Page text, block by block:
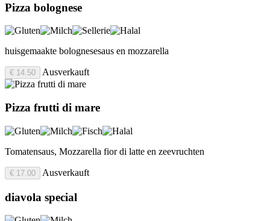
Pizza bolognese
huisgemaakte bolognesesaus en mozzarella
€ 14.50 Ausverkauft
Pizza frutti di mare
Tomatensaus, Mozzarella fior di latte en zeevruchten
€ 17.00 Ausverkauft
diavola special